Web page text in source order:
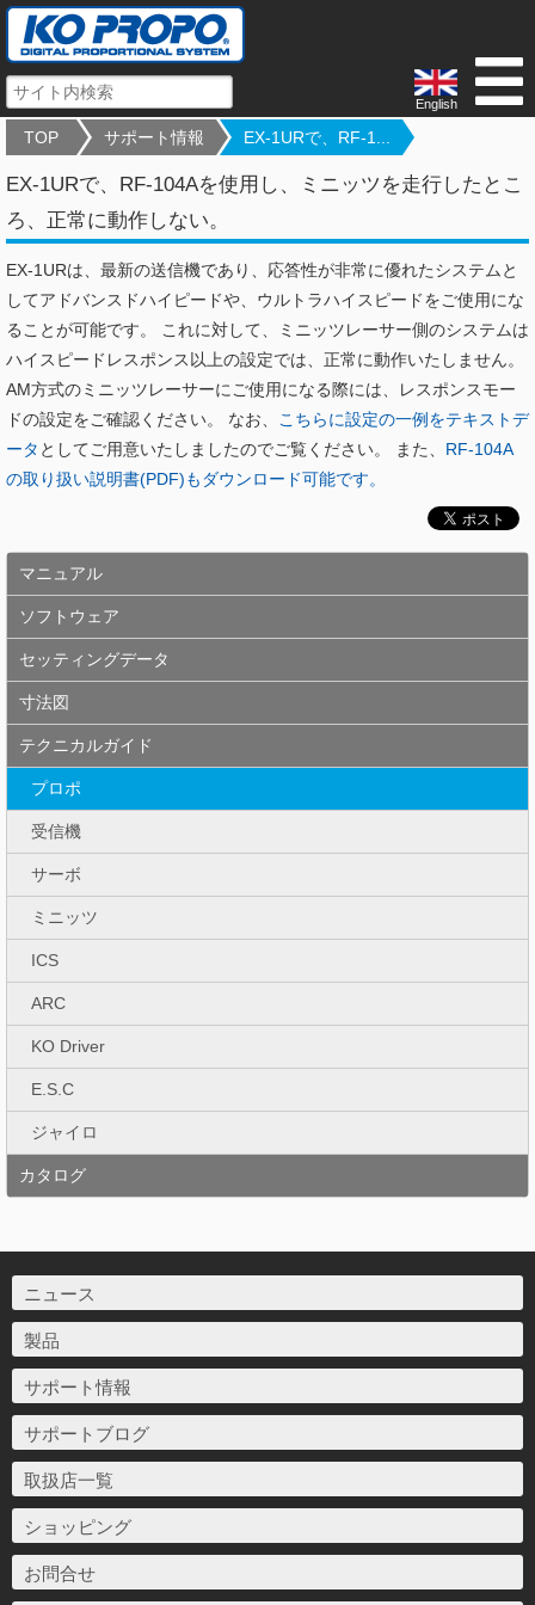
English
TOP サポート情報 EX-1URで、RF-1...
EX-1URで、RF-104Aを使用し、ミニッツを走行したとこ
ろ、正常に動作しない。
EX-1URは、最新の送信機であり、応答性が非常に優れたシステムと
してアドバンスドハイピードや、ウルトラハイスピードをご使用にな
ることが可能です。 これに対して、ミニッツレーサー側のシステムは
ハイスピードレスポンス以上の設定では、正常に動作いたしません。
AM方式のミニッツレーサーにご使用になる際には、レスポンスモー
ドの設定をご確認ください。 なお、
こちらに設定の一例をテキストデ
ータ としてご用意いたしましたのでご覧ください。 また、 RF-104A
の取り扱い説明書(PDF)もダウンロード可能です。
マニュアル
ソフトウェア
セッティングデータ
寸法図
テクニカルガイド
プロポ
受信機
サーボ
ミニッツ
ICS
ARC
KO Driver
E.S.C
ジャイロ
カタログ
ニュース
製品
サポート情報
サポートブログ
取扱店一覧
ショッピング
お問合せ